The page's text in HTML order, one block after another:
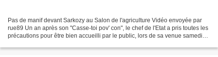
Pas de manif devant Sarkozy au Salon de l'agriculture Vidéo envoyée par
rue89 Un an après son "Casse-toi pov' con", le chef de l'Etat a pris toutes les
précautions pour être bien accueilli par le public, lors de sa venue samedi